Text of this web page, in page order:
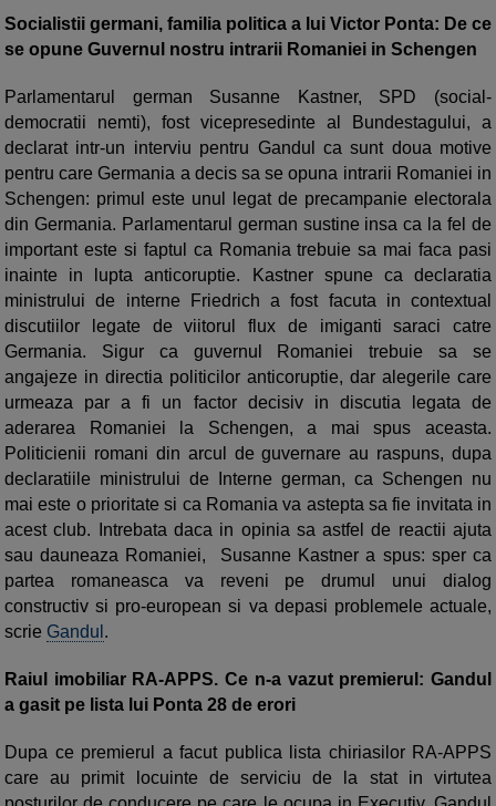
Socialistii germani, familia politica a lui Victor Ponta: De ce
se opune Guvernul nostru intrarii Romaniei in Schengen
Parlamentarul german Susanne Kastner, SPD (social-
democratii nemti), fost vicepresedinte al Bundestagului, a
declarat intr-un interviu pentru Gandul ca sunt doua motive
pentru care Germania a decis sa se opuna intrarii Romaniei in
Schengen: primul este unul legat de precampanie electorala
din Germania. Parlamentarul german sustine insa ca la fel de
important este si faptul ca Romania trebuie sa mai faca pasi
inainte in lupta anticoruptie. Kastner spune ca declaratia
ministrului de interne Friedrich a fost facuta in contextual
discutiilor legate de viitorul flux de imiganti saraci catre
Germania. Sigur ca guvernul Romaniei trebuie sa se
angajeze in directia politicilor anticoruptie, dar alegerile care
urmeaza par a fi un factor decisiv in discutia legata de
aderarea Romaniei la Schengen, a mai spus aceasta.
Politicienii romani din arcul de guvernare au raspuns, dupa
declaratiile ministrului de Interne german, ca Schengen nu
mai este o prioritate si ca Romania va astepta sa fie invitata in
acest club. Intrebata daca in opinia sa astfel de reactii ajuta
sau dauneaza Romaniei, Susanne Kastner a spus: sper ca
partea romaneasca va reveni pe drumul unui dialog
constructiv si pro-european si va depasi problemele actuale,
scrie Gandul .
Raiul imobiliar RA-APPS. Ce n-a vazut premierul: Gandul
a gasit pe lista lui Ponta 28 de erori
Dupa ce premierul a facut publica lista chiriasilor RA-APPS
care au primit locuinte de serviciu de la stat in virtutea